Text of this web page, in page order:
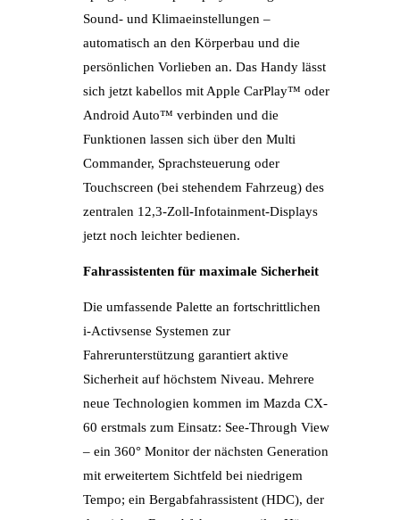
Sound- und Klimaeinstellungen –
automatisch an den Körperbau und die
persönlichen Vorlieben an. Das Handy lässt
sich jetzt kabellos mit Apple CarPlay™ oder
Android Auto™ verbinden und die
Funktionen lassen sich über den Multi
Commander, Sprachsteuerung oder
Touchscreen (bei stehendem Fahrzeug) des
zentralen 12,3-Zoll-Infotainment-Displays
jetzt noch leichter bedienen.
Fahrassistenten für maximale Sicherheit
Die umfassende Palette an fortschrittlichen
i-Activsense Systemen zur
Fahrerunterstützung garantiert aktive
Sicherheit auf höchstem Niveau. Mehrere
neue Technologien kommen im Mazda CX-
60 erstmals zum Einsatz: See-Through View
– ein 360° Monitor der nächsten Generation
mit erweitertem Sichtfeld bei niedrigem
Tempo; ein Bergabfahrassistent (HDC), der